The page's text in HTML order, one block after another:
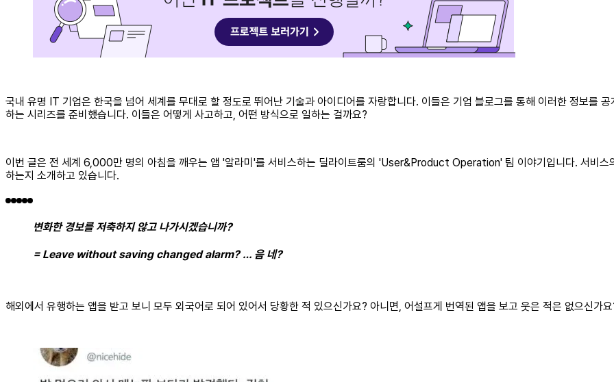
국내 유명 IT 기업은 한국을 넘어 세계를 무대로 할 정도로 뛰어난 기술과 아이디어를 자랑합니다. 이들은 기업 블로그를 통해 이러한 정보를
하는 시리즈를 준비했습니다. 이들은 어떻게 사고하고, 어떤 방식으로 일하는 걸까요?
이번 글은 전 세계 6,000만 명의 아침을 깨우는 앱 '알라미'를 서비스하는 딜라이트룸의 'User&Product Operation' 팀 이야기입니다. 서비스
하는지 소개하고 있습니다.
변화한 경보를 저축하지 않고 나가시겠습니까?
= Leave without saving changed alarm? … 음 네?
해외에서 유행하는 앱을 받고 보니 모두 외국어로 되어 있어서 당황한 적 있으신가요? 아니면, 어설프게 번역된 앱을 보고 웃은 적은 없으신가